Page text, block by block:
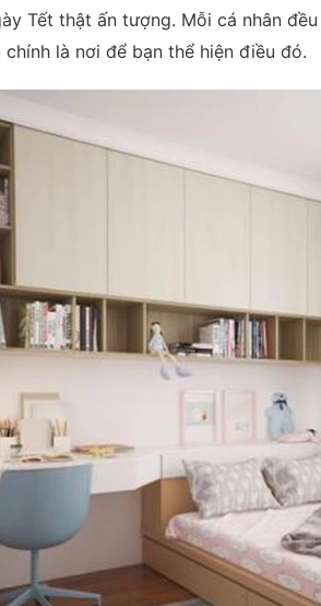
Tết thật ấn tượng. Mỗi cá nhân
chính là nơi để bạn thể hiện điều đó.